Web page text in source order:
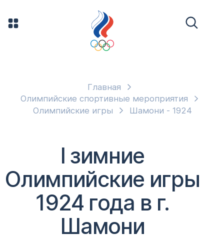
Главная
Олимпийские спортивные мероприятия
Олимпийские игры
Шамони - 1924
I зимние
Олимпийские игры
1924 года в г.
Шамони